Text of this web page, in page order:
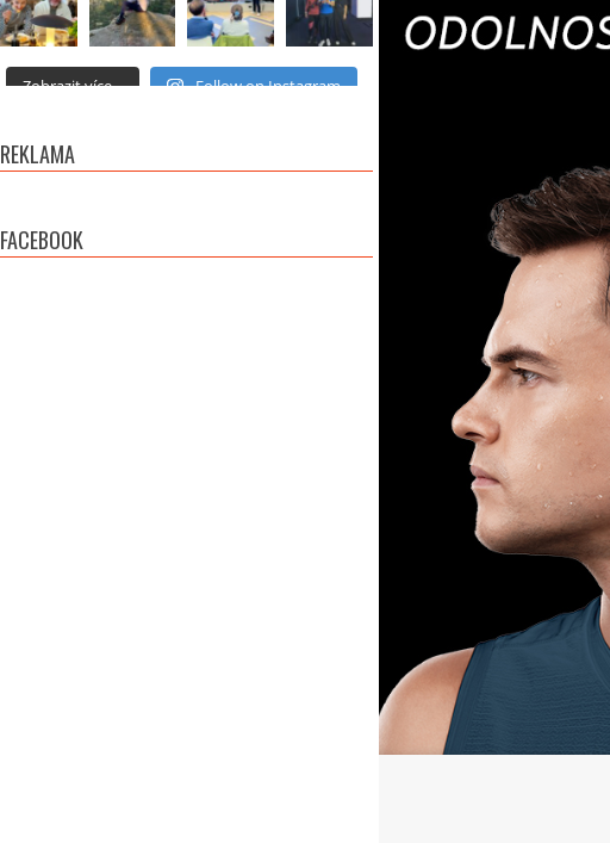
Zobrazit více... Follow on Instagram
REKLAMA
FACEBOOK